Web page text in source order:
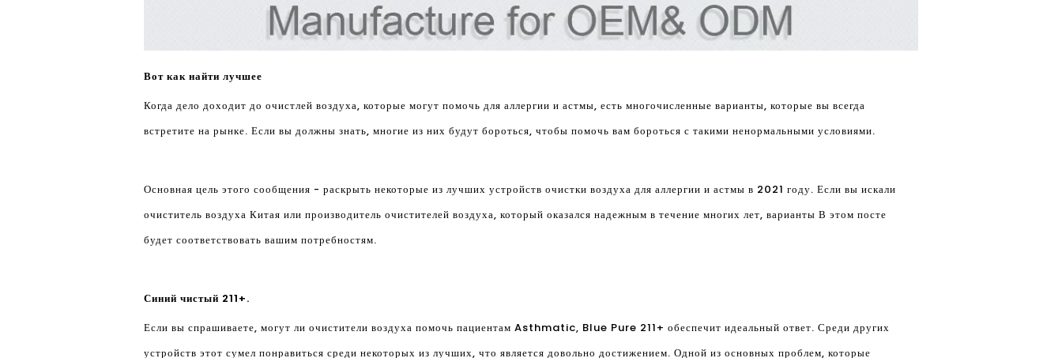
Вот как найти лучшее
Когда дело доходит до очистлей воздуха, которые могут помочь для аллергии и астмы, есть многочисленные варианты, которые вы всегда
встретите на рынке. Если вы должны знать, многие из них будут бороться, чтобы помочь вам бороться с такими ненормальными условиями.
Основная цель этого сообщения - раскрыть некоторые из лучших устройств очистки воздуха для аллергии и астмы в 2021 году. Если вы искали
очиститель воздуха Китая или производитель очистителей воздуха, который оказался надежным в течение многих лет, варианты В этом посте
будет соответствовать вашим потребностям.
Синий чистый 211+.
Если вы спрашиваете, могут ли очистители воздуха помочь пациентам Asthmatic, Blue Pure 211+ обеспечит идеальный ответ. Среди других
устройств этот сумел понравиться среди некоторых из лучших, что является довольно достижением. Одной из основных проблем, которые